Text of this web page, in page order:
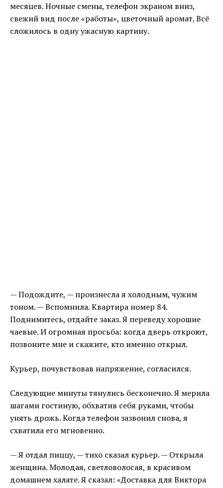
месяцев. Ночные смены, телефон экраном вниз,
свежий вид после «работы», цветочный аромат. Всё
сложилось в одну ужасную картину.
— Подождите, — произнесла я холодным, чужим
тоном. — Вспомнила. Квартира номер 84.
Поднимитесь, отдайте заказ. Я переведу хорошие
чаевые. И огромная просьба: когда дверь откроют,
позвоните мне и скажите, кто именно открыл.
Курьер, почувствовав напряжение, согласился.
Следующие минуты тянулись бесконечно. Я мерила
шагами гостиную, обхватив себя руками, чтобы
унять дрожь. Когда телефон зазвонил снова, я
схватила его мгновенно.
— Я отдал пиццу, — тихо сказал курьер. — Открыла
женщина. Молодая, светловолосая, в красивом
домашнем халате. Я сказал: «Доставка для Виктора